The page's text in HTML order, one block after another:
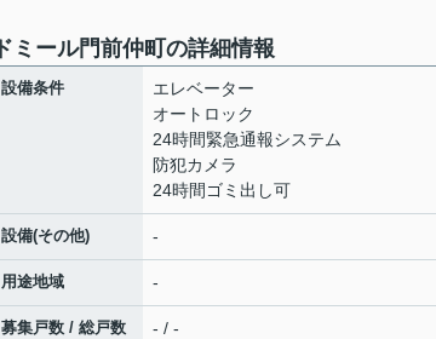
ドミール門前仲町の詳細情報
設備条件
エレベーター
オートロック
24時間緊急通報システム
防犯カメラ
24時間ゴミ出し可
設備(その他) -
用途地域 -
募集戸数 / 総戸数 - / -